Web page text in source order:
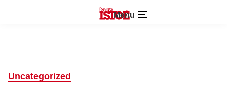
Menu
Uncategorized